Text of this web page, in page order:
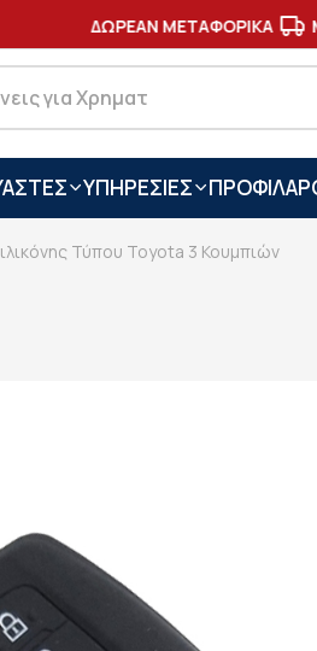
ΔΩΡΕΑΝ ΜΕΤΑΦΟΡΙΚΑ ΜΕ
ΥΠΗΡΕΣΙΕΣ ΠΡΟΦΙΛ
Τύπου Toyota 3 Κουμπιών